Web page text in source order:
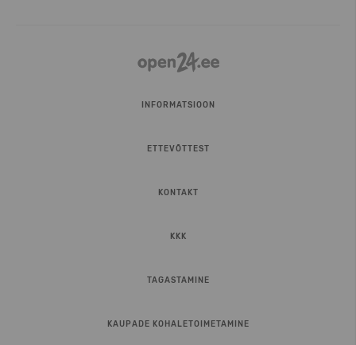
INFORMATSIOON
ETTEVÕTTEST
KONTAKT
KKK
TAGASTAMINE
KAUPADE KOHALETOIMETAMINE